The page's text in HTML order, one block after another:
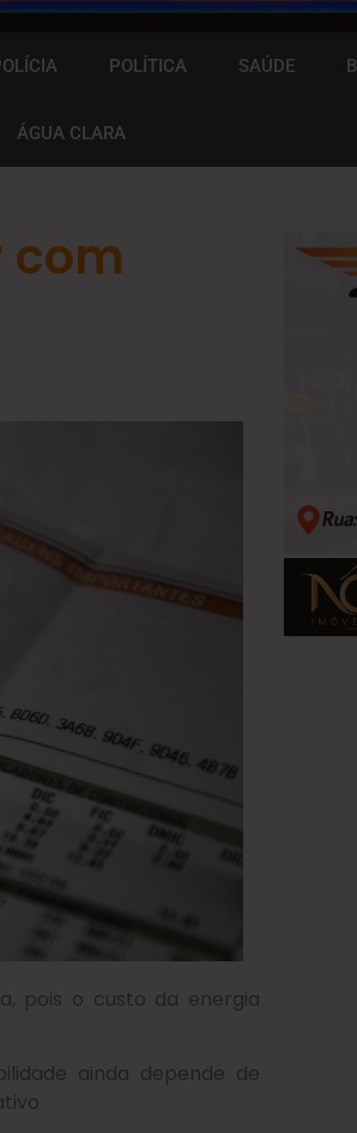
POLÍTICA SAÚDE
ÁGUA CLARA
com
pois o custo da energia
ainda depende de